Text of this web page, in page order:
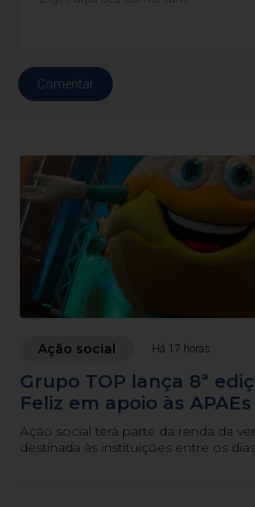
Comentar
Ação social Há 17 horas
Grupo TOP lança 8ª
Feliz em apoio às APAEs
Ação social terá parte da renda da
destinada às instituições entre os